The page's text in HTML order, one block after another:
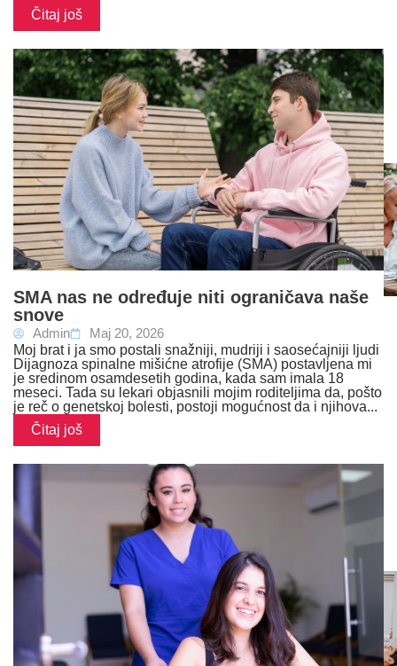
Čitaj još
SMA nas ne određuje niti ograničava naše
snove
Admin
Maj 20, 2026
Moj brat i ja smo postali snažniji, mudriji i saosećajniji ljudi
Dijagnoza spinalne mišićne atrofije (SMA) postavljena mi
je sredinom osamdesetih godina, kada sam imala 18
meseci. Tada su lekari objasnili mojim roditeljima da, pošto
je reč o genetskoj bolesti, postoji mogućnost da i njihova...
Čitaj još